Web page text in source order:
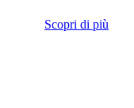
Scopri di più